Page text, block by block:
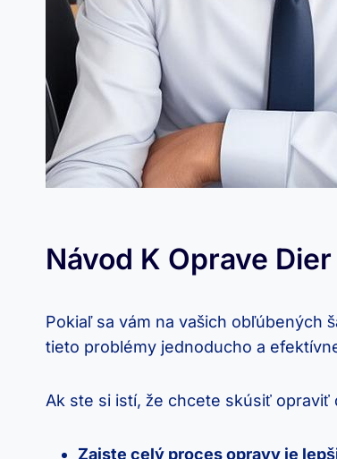
Návod K⁤ Oprave
Pokiaľ sa vám na vašich obľúbených⁤
tieto problémy‍ jednoducho a
Ak ste si istí, že chcete skúsiť
Zaiste celý proces opravy je